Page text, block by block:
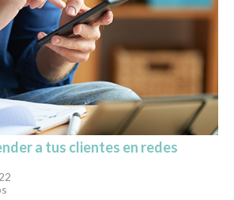
a tus clientes en redes